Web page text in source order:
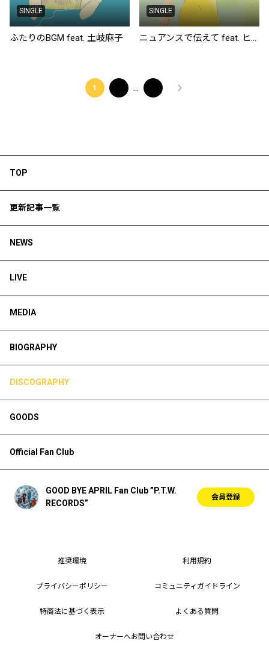
SINGLE
ふたりのBGM feat. 土岐麻子
SINGLE
ニュアンスで伝えて feat. ヒグチアイ
1
TOP
更新記事一覧
NEWS
LIVE
MEDIA
BIOGRAPHY
DISCOGRAPHY
GOODS
Official Fan Club
GOOD BYE APRIL Fan Club ”P.T.W.
RECORDS”
会員登録
推奨環境 利用規約
プライバシーポリシー コミュニティガイドライン
特商法に基づく表示 よくある質問
オーナーへお問い合わせ